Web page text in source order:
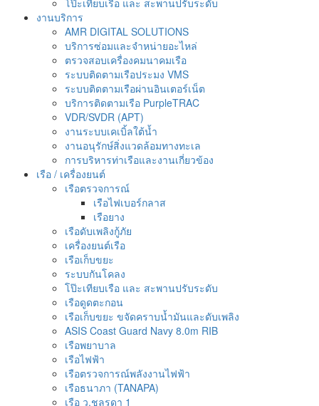
งานบริการ
AMR DIGITAL SOLUTIONS
บริการซ่อมและจำหน่ายอะไหล่
ตรวจสอบเครื่องคมนาคมเรือ
ระบบติดตามเรือประมง VMS
ระบบติดตามเรือผ่านอินเตอร์เน็ต
บริการติดตามเรือ PurpleTRAC
VDR/SVDR (APT)
งานระบบเคเบิ้ลใต้น้ำ
งานอนุรักษ์สิ่งแวดล้อมทางทะเล
การบริหารท่าเรือและงานเกี่ยวข้อง
เรือ / เครื่องยนต์
เรือตรวจการณ์
เรือไฟเบอร์กลาส
เรือยาง
เรือดับเพลิงกู้ภัย
เครื่องยนต์เรือ
เรือเก็บขยะ
ระบบกันโคลง
โป๊ะเทียบเรือ และ สะพานปรับระดับ
เรือดูดตะกอน
เรือเก็บขยะ ขจัดคราบน้ำมันและดับเพลิง
ASIS Coast Guard Navy 8.0m RIB
เรือพยาบาล
เรือไฟฟ้า
เรือตรวจการณ์พลังงานไฟฟ้า
เรือธนาภา (TANAPA)
เรือ ว.ชลรดา 1